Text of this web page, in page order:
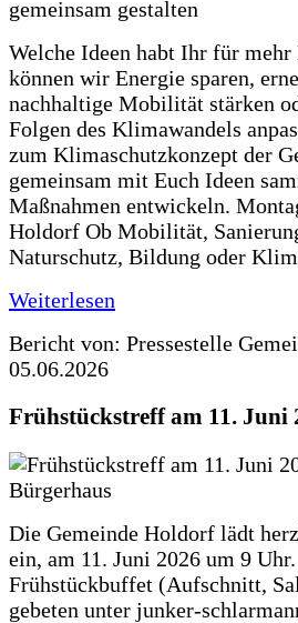
Welche Ideen habt Ihr für
können wir Energie sparen,
nachhaltige Mobilität stärken
Folgen des Klimawandels
zum Klimaschutzkonzept der
gemeinsam mit Euch Ideen
Maßnahmen entwickeln.
Holdorf Ob Mobilität,
Naturschutz, Bildung oder
Weiterlesen
Bericht von: Pressestelle
05.06.2026
Frühstückstreff am 11. Juni
Die Gemeinde Holdorf lädt
ein, am 11. Juni 2026 um 9
Frühstückbuffet (Aufschnitt,
gebeten unter junker-